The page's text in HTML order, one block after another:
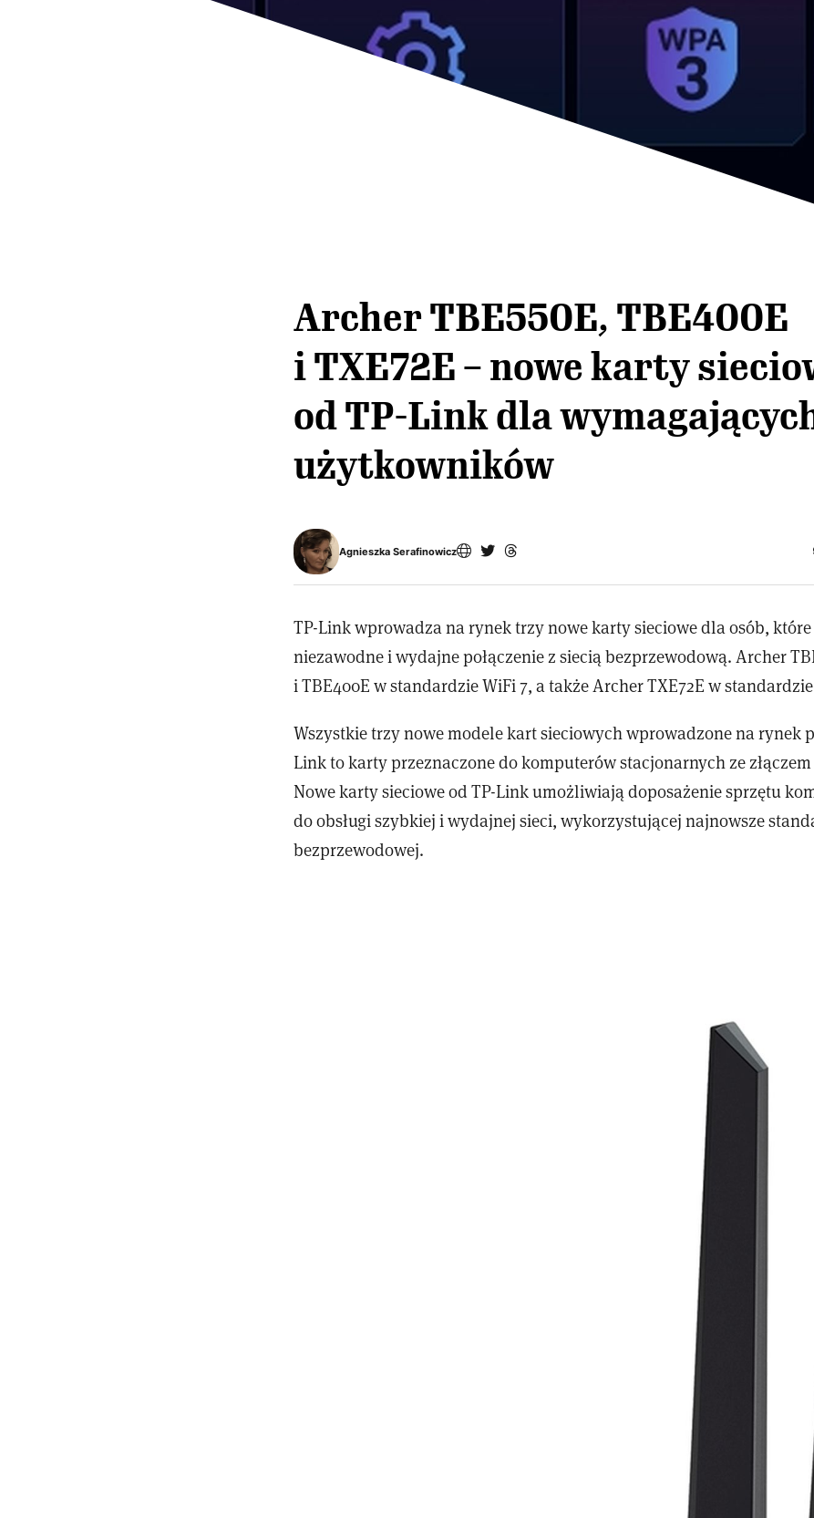
Archer TBE550E, TBE400E
i TXE72E – nowe karty
od TP-Link dla
użytkowników
Agnieszka Serafinowicz
TP-Link wprowadza na rynek trzy nowe karty sieciowe dla osób,
niezawodne i wydajne połączenie z siecią bezprzewodową. Archer
i TBE400E w standardzie WiFi 7, a także Archer TXE72E w
Wszystkie trzy nowe modele kart sieciowych wprowadzone na rynek
Link to karty przeznaczone do komputerów stacjonarnych ze złączem
Nowe karty sieciowe od TP-Link umożliwiają doposażenie sprzętu
do obsługi szybkiej i wydajnej sieci, wykorzystującej najnowsze
bezprzewodowej.